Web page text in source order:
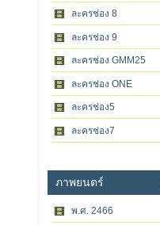
ละครช่อง 8
ละครช่อง 9
ละครช่อง GMM25
ละครช่อง ONE
ละครช่อง5
ละครช่อง7
ภาพยนตร์
พ.ศ. 2466